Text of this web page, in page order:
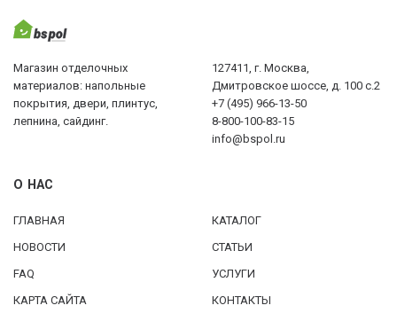
Магазин отделочных
материалов: напольные
покрытия, двери, плинтус,
лепнина, сайдинг.
127411, г. Москва,
Дмитровское шоссе, д. 100 с.2
+7 (495) 966-13-50
8-800-100-83-15
info@bspol.ru
О НАС
ГЛАВНАЯ
КАТАЛОГ
НОВОСТИ
СТАТЬИ
FAQ
УСЛУГИ
КАРТА САЙТА
КОНТАКТЫ